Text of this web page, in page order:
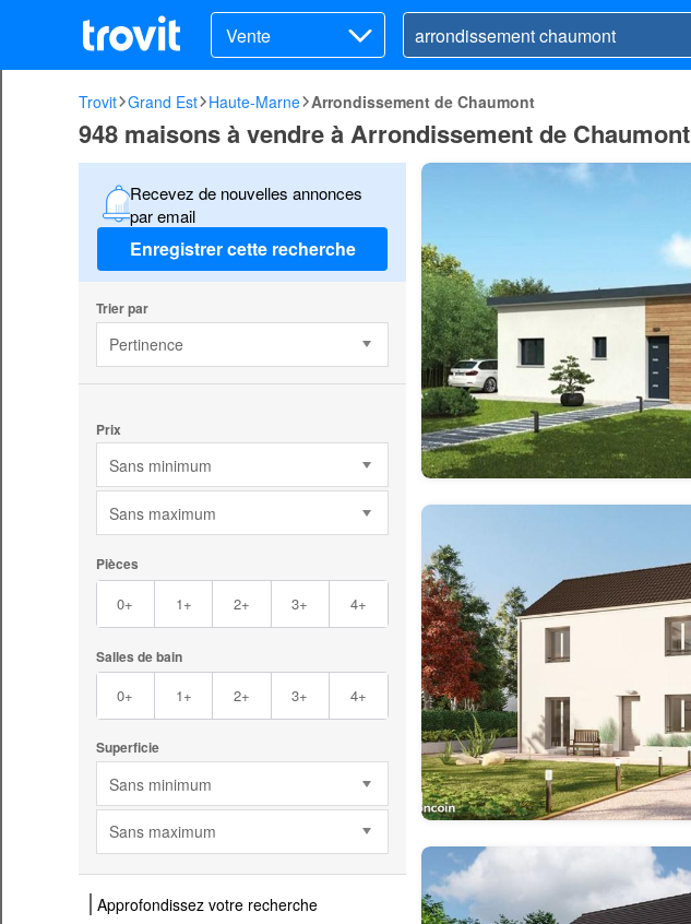
Vente
Trovit Grand Est Haute-Marne Arrondissement de Chaumont
948 maisons à vendre à Arrondissement de Chaumont
Recevez de nouvelles annonces
par email
Enregistrer cette recherche
Trier par
Pertinence
Prix
Sans minimum
Sans maximum
Pièces
0+ 1+ 2+ 3+ 4+
Salles de bain
0+ 1+ 2+ 3+ 4+
Superficie
Sans minimum
Sans maximum
Approfondissez votre recherche